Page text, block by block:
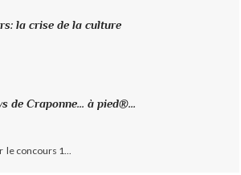
la crise de la culture
de Craponne... à pied®...
concours 1...